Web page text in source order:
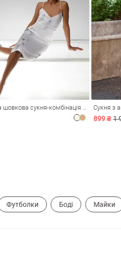
Сукня з
899 ₴ 1
Футболки Боді Майки